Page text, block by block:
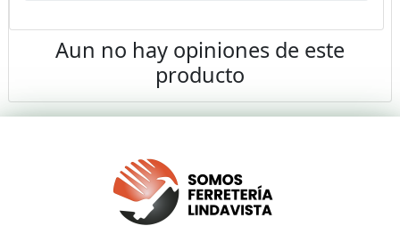
Aun no hay opiniones de este
producto